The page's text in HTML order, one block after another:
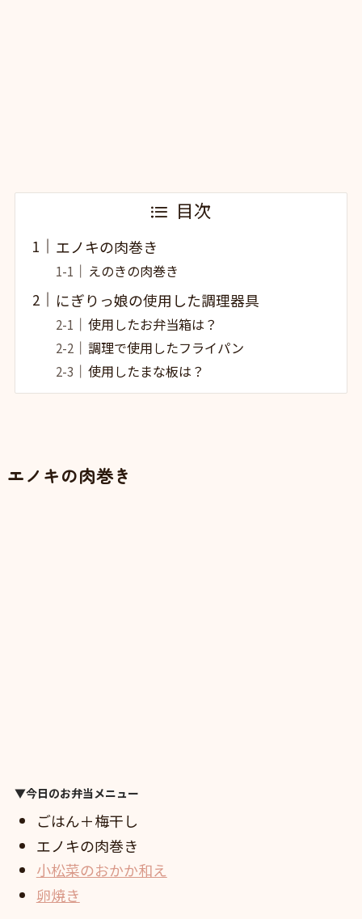
目次
エノキの肉巻き
えのきの肉巻き
にぎりっ娘の使用した調理器具
使用したお弁当箱は？
調理で使用したフライパン
使用したまな板は？
エノキの肉巻き
▼今日のお弁当メニュー
ごはん＋梅干し
エノキの肉巻き
小松菜のおかか和え
卵焼き